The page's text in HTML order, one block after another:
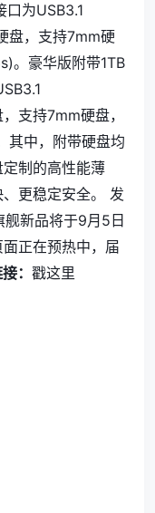
为USB3.1
盘，支持7mm硬
。豪华版附带1TB
支持7mm硬盘，
其中，附带硬盘均
制的高性能薄
更稳定安全。 发
新品将于9月5日
正在预热中，届
： 戳这里